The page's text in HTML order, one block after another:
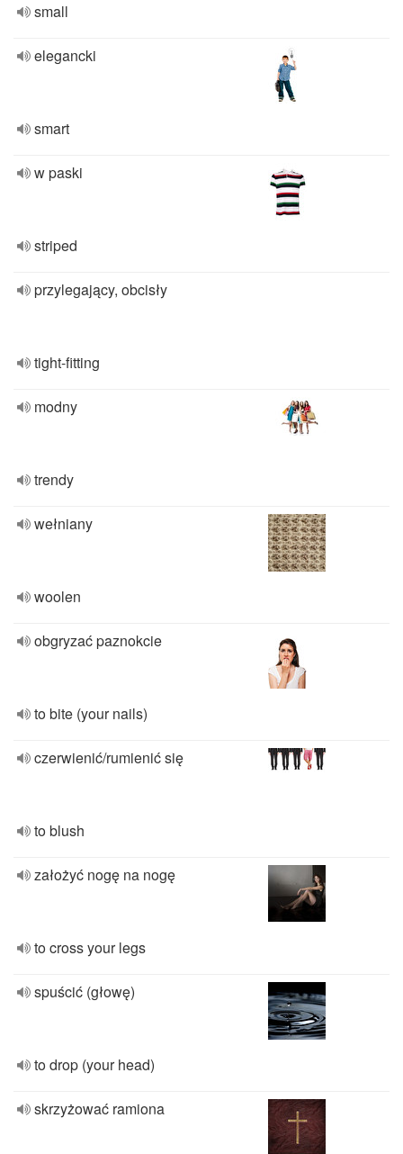
small
elegancki
smart
w paski
striped
przylegający, obcisły
tight-fitting
modny
trendy
wełniany
woolen
obgryzać paznokcie
to bite (your nails)
czerwienić/rumienić się
to blush
założyć nogę na nogę
to cross your legs
spuścić (głowę)
to drop (your head)
skrzyżować ramiona